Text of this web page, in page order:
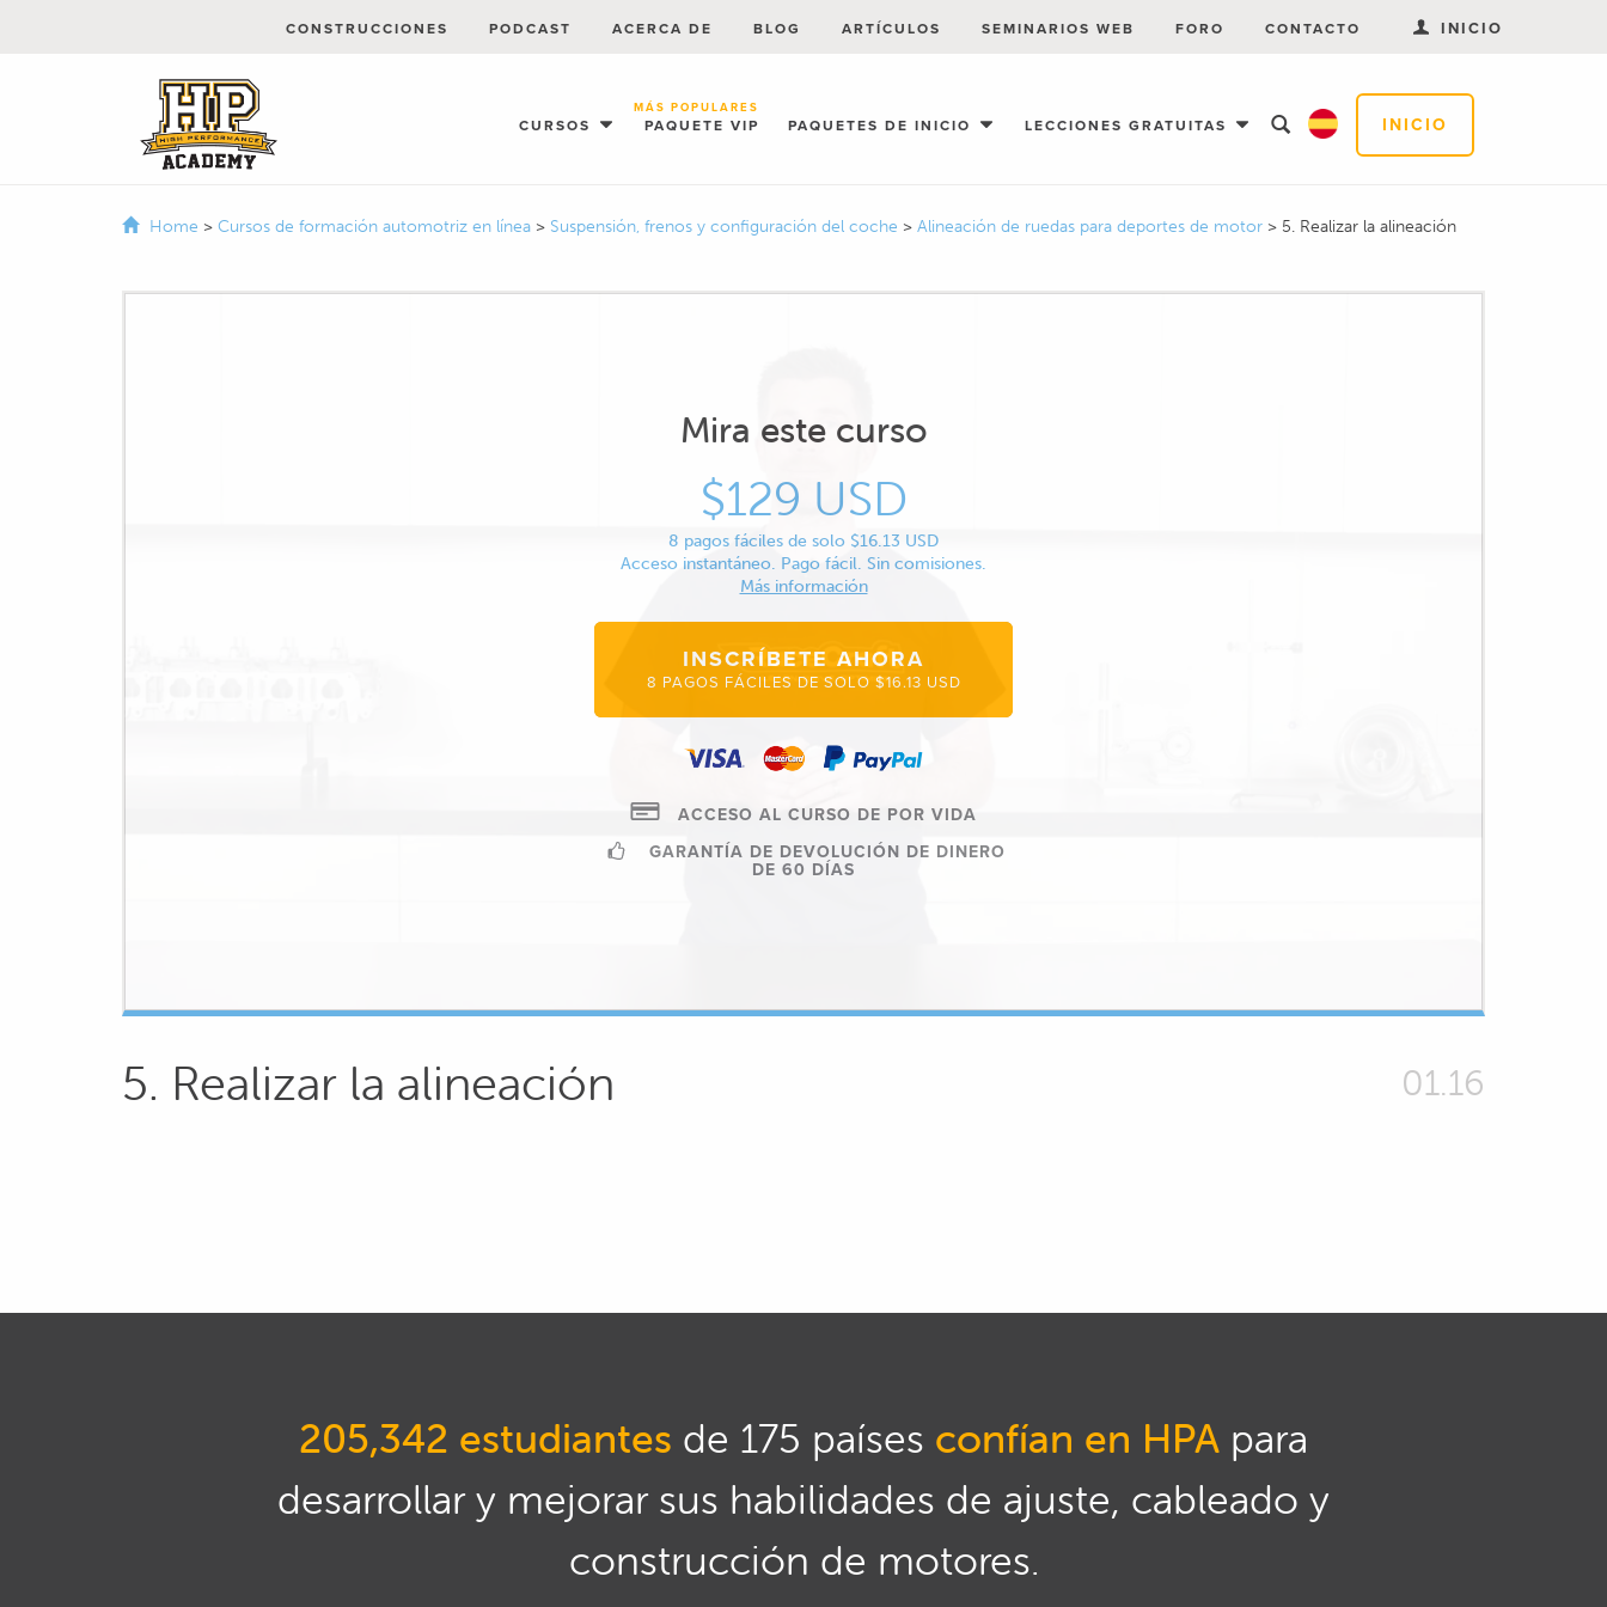
INICIO
CURSOS PAQUETE VIP
MÁS POPULARES
PAQUETES DE INICIO LECCIONES GRATUITAS
CONSTRUCCIONES PODCAST ACERCA DE BLOG ARTÍCULOS SEMINARIOS WEB FORO CONTACTO INICIO
Home > Cursos de formación automotriz en línea > Suspensión, frenos y configuración del coche > Alineación de ruedas para deportes de motor > 5. Realizar la alineación
Mira este curso
$129 USD
8 pagos fáciles de solo $16.13 USD
Acceso instantáneo. Pago fácil. Sin comisiones.
Más información
INSCRÍBETE AHORA
8 PAGOS FÁCILES DE SOLO $16.13 USD
ACCESO AL CURSO DE POR VIDA
GARANTÍA DE DEVOLUCIÓN DE DINERO
DE 60 DÍAS
5. Realizar la alineación 01.16
205,342 estudiantes de 175 países confían en HPA para
desarrollar y mejorar sus habilidades de ajuste, cableado y
construcción de motores.